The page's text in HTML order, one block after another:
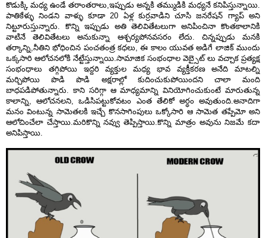
కొడుక్కి మధ్య ఉండే తరాంతరాలు,ఇప్పుడు అన్నకి తమ్ముడికి మధ్యనే కనిపిస్తున్నాయి.
పాతికేళ్ళు నిండని వాళ్ళు కూడా 20 ఏళ్ల కుర్రవాడిని చూసి జనరేషన్ గ్యాప్ అని
నిట్టూరుస్తున్నారు. కొన్ని ఇప్పుడు అతి తెలివితేటలుగా అనిపించినా కొంతకాలానికి
వాటినే తెలివితేటలు అనుకున్నా ఆశ్చర్యపోనవసరం లేదు. చిన్నప్పుడు మనకి
తర్కాన్ని,నీతిని భోధించిన పంచతంత్ర కధలు, ఈ కాలం యువత అడిగే లాజిక్ ముందు
ఒక్కసారి ఆలోచనలోకి నేట్టేస్తున్నాయి.సామాజిక సంభంధాల వెబ్సైట్ లు వచ్చాక ప్రత్యక్ష
సంభంధాలు తగ్గిపోయి ఇద్దరి వ్యక్తుల మధ్య భావ వ్యక్తీకరణ అనేది మాటల్ని
మర్చిపోయి పొడి పొడి అక్షరాల్లో కుదించుకుపోయిందని చాలా మంది
బాధపడిపోతున్నారు. కాని సరిగ్గా ఆ మాధ్యమాన్ని వినియోగించుకుంటే మారుతున్న
కాలాన్ని, ఆలోచనలని, ఒడిసిపట్టుకోవటం ఎంత తేలికో అర్ధం అవుతుంది.అనాదిగా
మనం వింటున్న సామెతలకి ఇచ్చే కొనసాగింపులు ఒక్కోసారి ఆ సామెత తప్పేమో అని
ఆలోచించేలా చేస్తాయి.మరికొన్ని నవ్వు తెప్పిస్తాయి.కొన్ని మాత్రం అవును నిజమే కదా
అనిపిస్తాయి.